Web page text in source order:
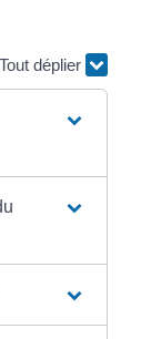
Tout déplier